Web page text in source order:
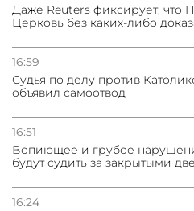
Даже Reuters фиксирует, что
Церковь без каких-либо
16:59
Судья по делу против
объявил самоотвод
16:51
Вопиющее и грубое
будут судить за закрытыми
16:24